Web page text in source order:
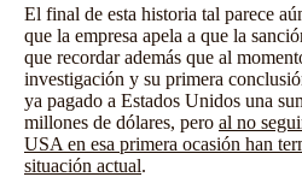
El final de esta historia tal parece
que la empresa apela a que la
que recordar además que al
investigación y su primera
ya pagado a Estados Unidos una
millones de dólares, pero al no
USA en esa primera ocasión han
situación actual.